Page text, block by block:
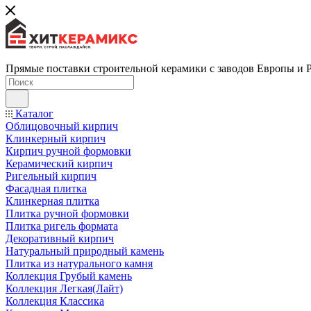
Прямые поставки строительной керамики с заводов Европы и
Каталог
Облицовочный кирпич
Клинкерный кирпич
Кирпич ручной формовки
Керамический кирпич
Ригельный кирпич
Фасадная плитка
Клинкерная плитка
Плитка ручной формовки
Плитка ригель формата
Декоративный кирпич
Натуральный природный камень
Плитка из натурального камня
Коллекция Грубый камень
Коллекция Легкая(Лайт)
Коллекция Классика